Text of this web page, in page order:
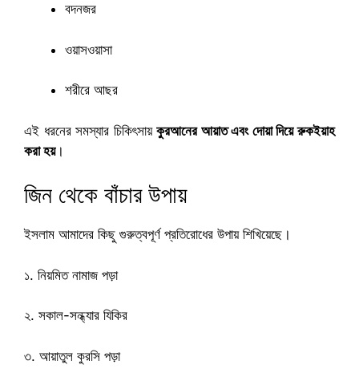
বদনজর
ওয়াসওয়াসা
শরীরে আছর
এই ধরনের সমস্যার চিকিৎসায়কুরআনের আয়াত এবং দোয়া দিয়ে রুকইয়াহ
করা হয়।
জিন থেকে বাঁচার উপায়
ইসলাম আমাদের কিছু গুরুত্বপূর্ণ প্রতিরোধের উপায় শিখিয়েছে।
১. নিয়মিত নামাজ পড়া
২. সকাল-সন্ধ্যার যিকির
৩. আয়াতুল কুরসি পড়া